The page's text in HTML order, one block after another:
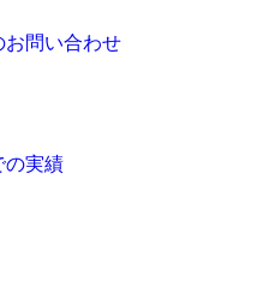
お問い合わせ
の実績